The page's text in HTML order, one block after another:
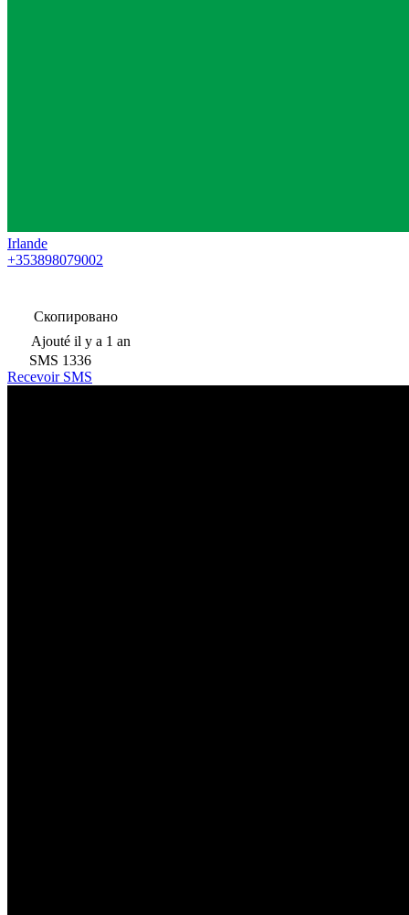
Irlande
+353898079002
Скопировано
Ajouté il y a 1 an
SMS 1336
Recevoir SMS